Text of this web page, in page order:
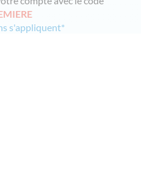
s'appliquent*